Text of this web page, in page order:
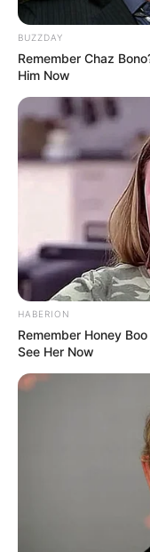
Deutschland:
Baden-Württemberg
Bayern
Berlin
Brandenburg
Hessen
Mecklenburg-
Niedersachsen
Nordrhein-Westfalen
Rheinland-Pfalz
Saarland
BUZZDAY
Remember Chaz
Him Now
HABERION
Remember Honey
See Her Now